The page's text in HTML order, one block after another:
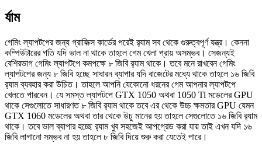
র্যাম
গেমিং ল্যাপটপের জন্য গ্রাফিক্স কার্ডের পরেই র‍্যাম সব থেকে গুরুত্বপূর্ণ যন্ত্র। কেননা
কম্পিউটারের গতি যদি ভাল না থাকে তাহলে গেম খেলা প্রায় অসম্ভব। সেজন্যই
বেশিরভাগ গেমিং ল্যাপটপে কমপক্ষে ৮ জিবি র‍্যাম থাকে। তবে মনে রাখবেন গেমিং
ল্যাপটপের জন্য ৮ জিবি হচ্ছে সাধারন ব্যাপার যদি বাজেটের মধ্যে থাকে তাহলে ১৬ জিবি
র‍্যাম ব্যবহার করা উচিত। তাহলে আপনি যেকোনো ধরনের গেম আপনার ল্যাপটপে
খেলতে পারবেন। যে সমস্ত ল্যাপটপে GTX 1050 অথবা 1050 Ti মডেলের GPU
থাকে সেগুলোতে সাধারণত ৮ জিবি র‍্যাম থাকে তবে এর থেকে উচ্চ ক্ষমতার GPU যেমন
GTX 1060 মডেলের অথবা তার থেকে উচু মানের হয় তাহলে সেগুলোতে ১৬ জিবি র‍্যাম
থাকে। তবে ভাল ব্যাপার হচ্ছে র‍্যাম খুব সহজেই আপগ্রেড করা যায় তাই এখন যদি ১৬
জিবি লাগানো সম্ভব না হয় তাহলে ৮ জিবি দিয়ে শুরু করা যেতেই পারে।